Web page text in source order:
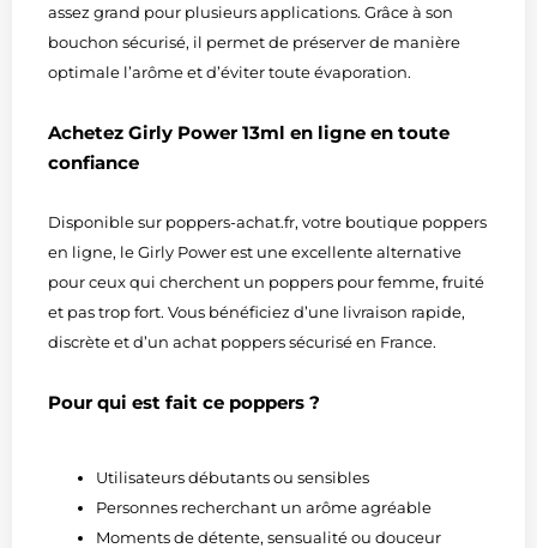
assez grand pour plusieurs applications. Grâce à son
bouchon sécurisé, il permet de préserver de manière
optimale l’arôme et d’éviter toute évaporation.
Achetez Girly Power 13ml en ligne en toute
confiance
Disponible sur poppers-achat.fr, votre boutique poppers
en ligne, le Girly Power est une excellente alternative
pour ceux qui cherchent un poppers pour femme, fruité
et pas trop fort. Vous bénéficiez d’une livraison rapide,
discrète et d’un achat poppers sécurisé en France.
Pour qui est fait ce poppers ?
Utilisateurs débutants ou sensibles
Personnes recherchant un arôme agréable
Moments de détente, sensualité ou douceur